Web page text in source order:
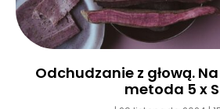
Odchudzanie z głową.
metoda 5 x